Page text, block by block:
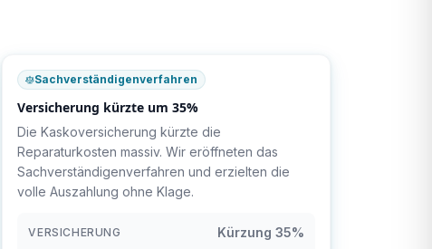
Sachverständigenverfahren
Versicherung kürzte um 35%
Die Kaskoversicherung kürzte die
Reparaturkosten massiv. Wir eröffneten das
Sachverständigenverfahren und erzielten die
volle Auszahlung ohne Klage.
VERSICHERUNG Kürzung 35%